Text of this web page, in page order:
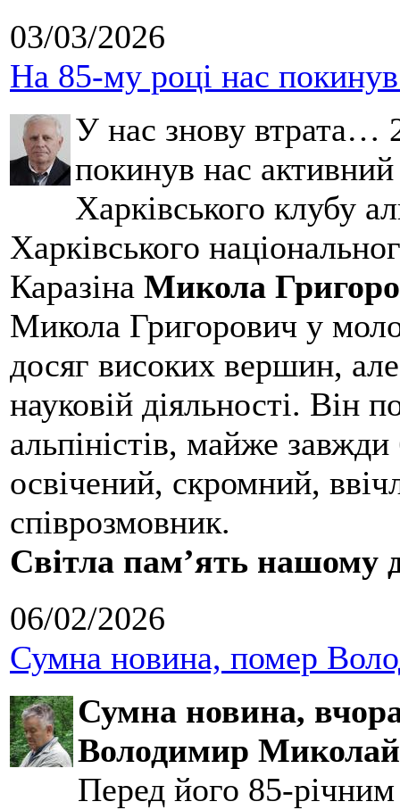
03/03/2026
На 85-му році нас
У нас знову втрата…
покинув нас
Харківського клубу
Харківського
Каразіна Микола
Микола Григорович у
досяг високих вершин,
науковій діяльності. Він
альпіністів, майже
освічений, скромний,
співрозмовник.
Світла пам’ять нашому
06/02/2026
Сумна новина, помер
Сумна новина,
Володимир
Перед його 85-